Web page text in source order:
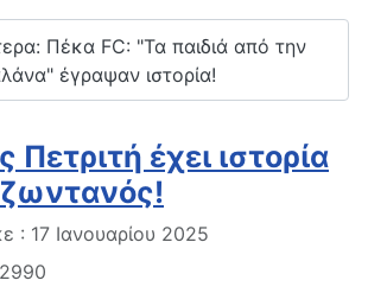
Πέκα FC: "Τα παιδιά από την
έγραψαν ιστορία!
Πετριτή έχει ιστορία
ζωντανός!
: 17 Ιανουαρίου 2025